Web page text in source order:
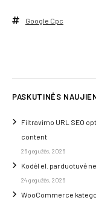
Google Cpc
PASKUTINĖS
Filtravimo URL SEO
content
26 gegužės, 2026
Kodėl el. parduotuvė
24 gegužės, 2026
WooCommerce